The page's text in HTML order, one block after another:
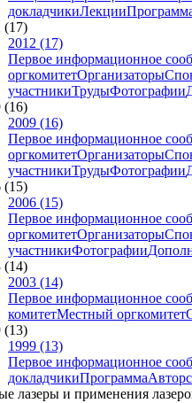
докладчикиЛекции
(17)
2012 (17)
Первое информационное
оргкомитетОрганизаторы
участникиТрудыФотографии
(16)
2009 (16)
Первое информационное
оргкомитетОрганизаторы
участникиТрудыФотографии
(15)
2006 (15)
Первое информационное
оргкомитетОрганизаторы
участникиФотографии
(14)
2003 (14)
Первое информационное
комитетМестный оргкомитет
(13)
1999 (13)
Первое информационное
докладчикиПрограмма
лазеры и применения